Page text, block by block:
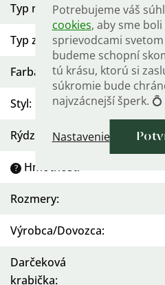
Potrebujeme váš
cookies, aby sme
sprievodcami
budeme schopní
tú krásu, ktorú si
súkromie bude
najvzácnejší šperk. 💍
Nastavenie
Typ náušníc:
Typ zapínania:
Farba kameňa:
Styl:
Rýdzosť :
? Hmotnosť:
Rozmery:
Výrobca/Dovozca:
Darčeková
krabička: